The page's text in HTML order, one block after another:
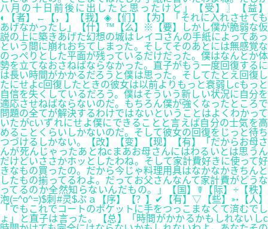
八月の十日前後に出したと思ったけど」【受】〗【益】
◐【者】←【，】【我】◈【们】【为】「それに入れさせても
あげなかったし」【什】™【么】※【要】しかし僕が脆弱な仮
説の上に築きあげた幻想の城はレイコさんの手紙によってあっ
という間に崩れおちてしまった。そしてそのあとには無感覚な
のっぺりとした平面が残っているだけだった。僕はなんとか体
勢を立てなおさねばならなかった。直子がもう一度回復するに
は長い時間がかかるだろうと僕は思った。そしてたとえ回復し
たにせよc回復したときの彼女は以前よりもっと衰弱しcもっと
自信を失くしているだろう。僕はそういう新しい状況に自分を
適応させねばならないのだ。もちろん僕が強くなったところで
問題の全てが解決するわけではないということはよくわかって
いたがcいずれにせよ僕にできることと言えば自分の士気を高
めることくらいしかないのだ。そして彼女の回復をじっと待ち
つづけるしかない。【改】【变】【现】【有】「だからお母さ
んが死んじゃったあとねcまあお母さんにはわるいとは思うん
だけどいささかホッとしたわね。そして家計費好きに使って好
きなもの買ったの。だから今じゃ料理用具はなかなかきちんと
したもの揃ってるわよ。だってお父さんなんて家計費がどうな
ってるのか全然知らないんだもの。」【国】☤【际】÷【秩】
泡(=^o^=)$刺#灵$ぷａ【序】【？】✔【有】▽【些】➳【人】
「でもこれでコートのポケットに手をつっこまなくて済むでし
ょ」と直子は言った。【总】「時間がかかるかもしれないしc